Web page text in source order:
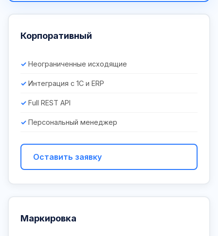
Корпоративный
Неограниченные исходящие
Интеграция с 1С и ERP
Full REST API
Персональный менеджер
Оставить заявку
Маркировка